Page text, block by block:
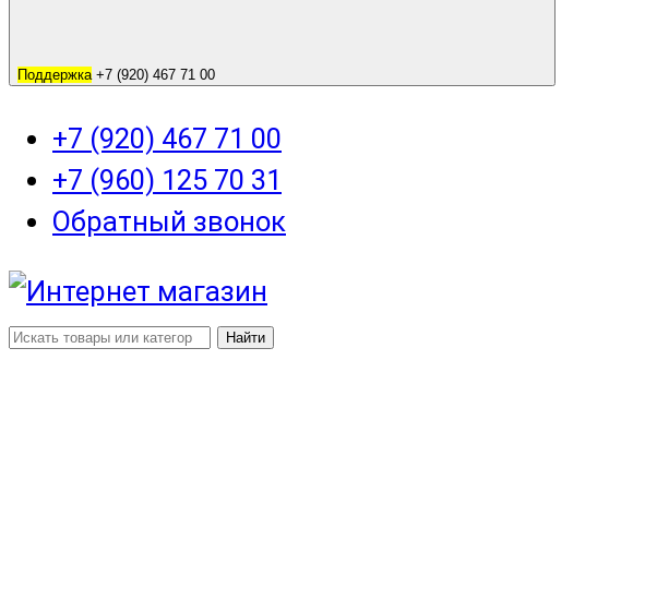
Поддержка +7 (920) 467 71 00
+7 (920) 467 71 00
+7 (960) 125 70 31
Обратный звонок
Найти